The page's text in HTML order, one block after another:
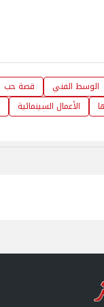
الوسط الفني قصة حب
الأعمال السينمائية